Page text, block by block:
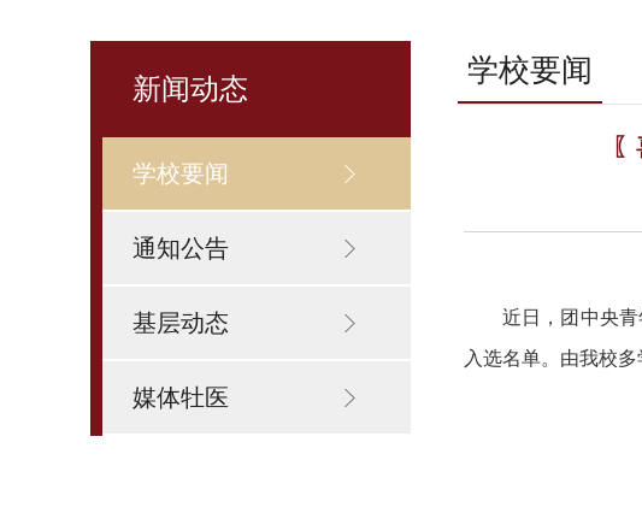
新闻动态
学校要闻
通知公告
基层动态
媒体牡医
学校要闻
近日，团中央
入选名单。 由我校多